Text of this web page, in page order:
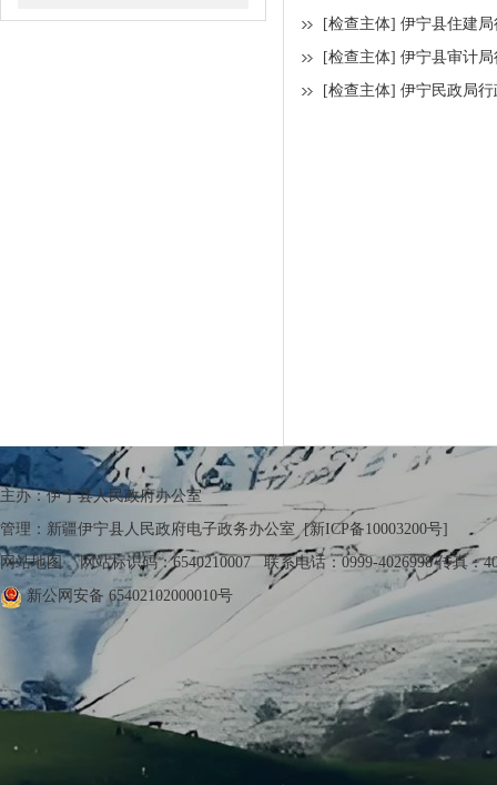
[检查主体] 伊宁县住建
[检查主体] 伊宁县审计
[检查主体] 伊宁民政局
主办：伊宁县人民政府办公室
管理：新疆伊宁县人民政府电子政务办公室[新ICP备10003200号]
网站地图网站标识码：6540210007 联系电话：0999-4026998 传真：
新公网安备 65402102000010号